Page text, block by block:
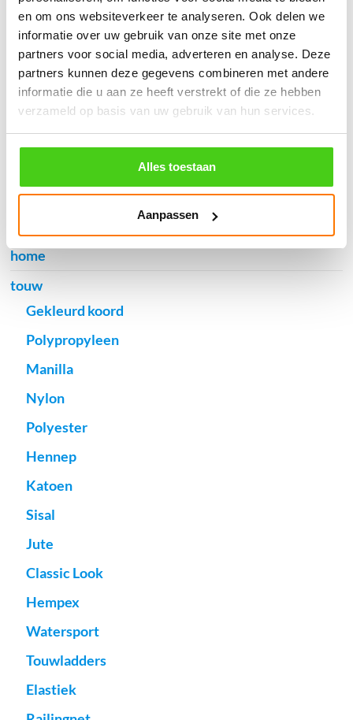
en om ons websiteverkeer te analyseren. Ook delen we
informatie over uw gebruik van onze site met onze
partners voor social media, adverteren en analyse. Deze
partners kunnen deze gegevens combineren met andere
informatie die u aan ze heeft verstrekt of die ze hebben
verzameld op basis van uw gebruik van hun services.
Alles toestaan
Aanpassen
Verzendkosten €5,45, boven €70,- gratis verstuurd
(* gewicht onder 32kg). Binnen 24 uur verstuurd.
Aantal meters worden geleverd aan een stuk.
© 2009 - 2026 | Touwspecialist.nl
It Fjild 4 - 8621 EA Heeg - Friesland
home
touw
Gekleurd koord
Polypropyleen
Manilla
Nylon
Polyester
Hennep
Katoen
Sisal
Jute
Classic Look
Hempex
Watersport
Touwladders
Elastiek